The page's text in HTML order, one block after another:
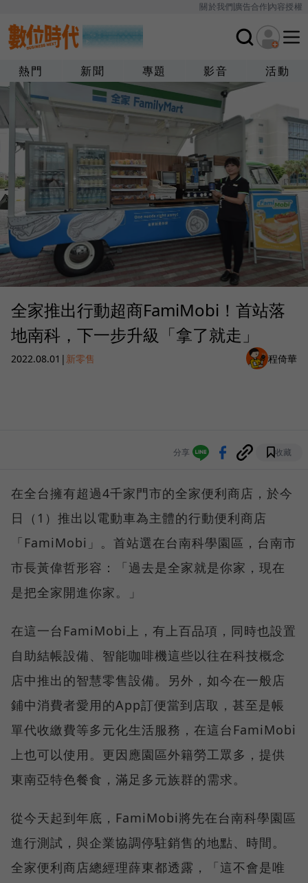
關於我們廣告合作內容授權
熱門 新聞 專題 影音 活動
全家推出行動超商FamiMobi！首站落
地南科，下一步升級「拿了就走」
2022.08.01 | 新零售 程倚華
分享 收藏
在全台擁有超過4千家門市的全家便利商店，於今
日（1）推出以電動車為主體的行動便利商店
「FamiMobi」。首站選在台南科學園區，台南市
市長黃偉哲形容：「過去是全家就是你家，現在
是把全家開進你家。」
在這一台FamiMobi上，有上百品項，同時也設置
自助結帳設備、智能咖啡機這些以往在科技概念
店中推出的智慧零售設備。另外，如今在一般店
鋪中消費者愛用的App訂便當到店取，甚至是帳
單代收繳費等多元化生活服務，在這台FamiMobi
上也可以使用。更因應園區外籍勞工眾多，提供
東南亞特色餐食，滿足多元族群的需求。
從今天起到年底，FamiMobi將先在台南科學園區
進行測試，與企業協調停駐銷售的地點、時間。
全家便利商店總經理薛東都透露，「這不會是唯